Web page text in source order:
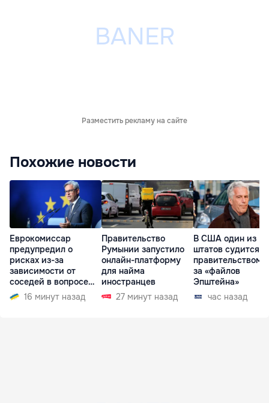
Разместить рекламу на сайте
Похожие новости
Еврокомиссар
предупредил о
рисках из-за
зависимости от
соседей в вопросе
границ16 минут назад
Правительство
Румынии запустило
онлайн-платформу
для найма
иностранцев
27 минут назад
В США один из
штатов судится с
правительством
за «файлов
Эпштейна»
час назад